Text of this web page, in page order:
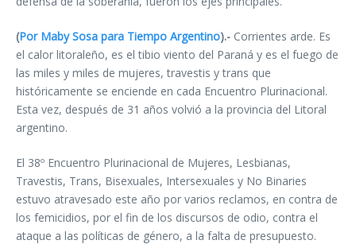
(Por Maby Sosa para Tiempo Argentino).- Corrientes arde. Es
el calor litoraleño, es el tibio viento del Paraná y es el fuego de
las miles y miles de mujeres, travestis y trans que
históricamente se enciende en cada Encuentro Plurinacional.
Esta vez, después de 31 años volvió a la provincia del Litoral
argentino.
El 38º Encuentro Plurinacional de Mujeres, Lesbianas,
Travestis, Trans, Bisexuales, Intersexuales y No Binaries
estuvo atravesado este año por varios reclamos, en contra de
los femicidios, por el fin de los discursos de odio, contra el
ataque a las políticas de género, a la falta de presupuesto.